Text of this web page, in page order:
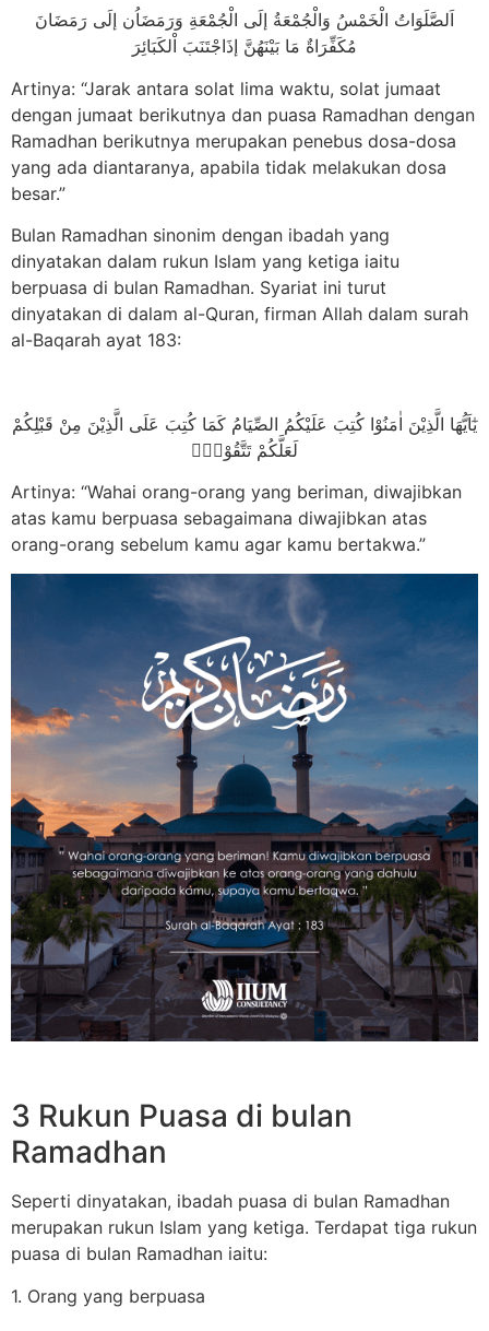
اَلصَّلَوَاتُ الْخَمْسُ وَالْجُمْعَةُ إلَى الْجُمْعَةِ وَرَمَضَاُن إلَى رَمَضَانَ
مُكَفِّرَاةٌ مَا بَيْنَهُنَّ إذَاجْتَنَبَ اْلكَبَائِرَ
Artinya: “Jarak antara solat lima waktu, solat jumaat
dengan jumaat berikutnya dan puasa Ramadhan dengan
Ramadhan berikutnya merupakan penebus dosa-­dosa
yang ada diantaranya, apabila tidak melakukan dosa
besar.”
Bulan Ramadhan sinonim dengan ibadah yang
dinyatakan dalam rukun Islam yang ketiga iaitu
berpuasa di bulan Ramadhan. Syariat ini turut
dinyatakan di dalam al-Quran, firman Allah dalam surah
al-Baqarah ayat 183:
يٰٓاَيُّهَا الَّذِيْنَ اٰمَنُوْا كُتِبَ عَلَيْكُمُ الصِّيَامُ كَمَا كُتِبَ عَلَى الَّذِيْنَ مِنْ قَبْلِكُمْ
لَعَلَّكُمْ تَتَّقُوْنَۙ
Artinya: “Wahai orang-orang yang beriman, diwajibkan
atas kamu berpuasa sebagaimana diwajibkan atas
orang-orang sebelum kamu agar kamu bertakwa.”
3 Rukun Puasa di bulan
Ramadhan
Seperti dinyatakan, ibadah puasa di bulan Ramadhan
merupakan rukun Islam yang ketiga. Terdapat tiga rukun
puasa di bulan Ramadhan iaitu:
1. Orang yang berpuasa